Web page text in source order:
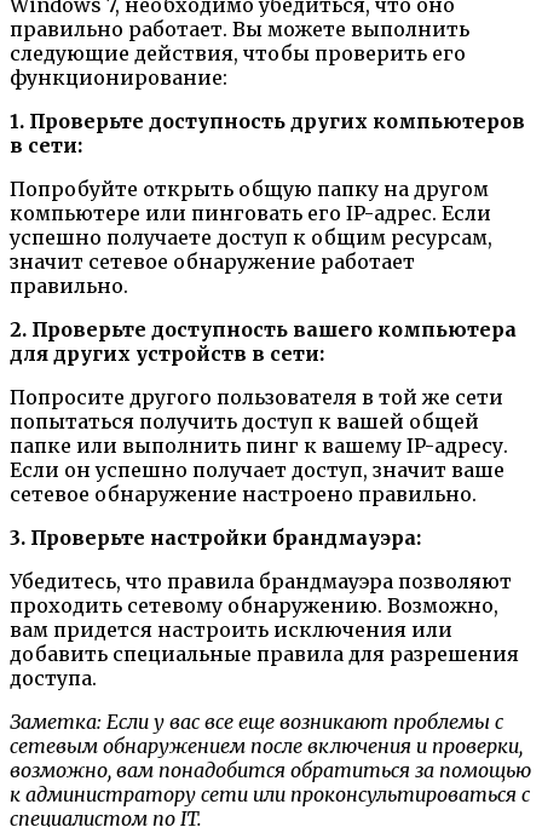
Windows 7, необходимо убедиться, что оно
правильно работает. Вы можете выполнить
следующие действия, чтобы проверить его
функционирование:
1. Проверьте доступность других компьютеров
в сети:
Попробуйте открыть общую папку на другом
компьютере или пинговать его IP-адрес. Если
успешно получаете доступ к общим ресурсам,
значит сетевое обнаружение работает
правильно.
2. Проверьте доступность вашего компьютера
для других устройств в сети:
Попросите другого пользователя в той же сети
попытаться получить доступ к вашей общей
папке или выполнить пинг к вашему IP-адресу.
Если он успешно получает доступ, значит ваше
сетевое обнаружение настроено правильно.
3. Проверьте настройки брандмауэра:
Убедитесь, что правила брандмауэра позволяют
проходить сетевому обнаружению. Возможно,
вам придется настроить исключения или
добавить специальные правила для разрешения
доступа.
Заметка: Если у вас все еще возникают проблемы с
сетевым обнаружением после включения и проверки,
возможно, вам понадобится обратиться за помощью
к администратору сети или проконсультироваться с
специалистом по IT.